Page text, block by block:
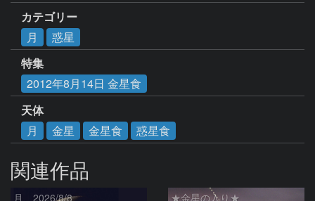
カテゴリー
月
惑星
特集
2012年8月14日 金星食
天体
月
金星 金星食 惑星食
関連作品
月、2026/8/8 ★金星の入り★